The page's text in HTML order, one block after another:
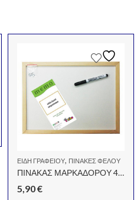
ΜΑΡΚΑΔΌΡΟΙ ΑΝΕΞΊΤΗΛΟΙ
ΕΊΔΗ ΓΡΑΦΕΊΟΥ, ΠΊΝΑΚΕΣ ΦΕΛΟΎ
ΠΙΝΑΚΑΣ ΜΑΡΚΑΔΟΡΟΥ 40X60 ΕΚ.
5,90€